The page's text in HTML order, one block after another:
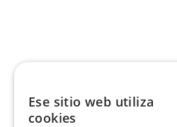
Ese sitio web utiliza
cookies